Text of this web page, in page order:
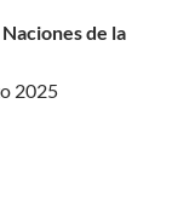
de la
2025